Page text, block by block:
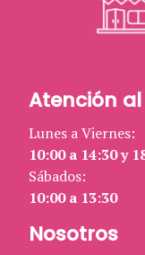
Atención
Lunes a Viernes:
10:00 a 14:30 y
Sábados:
10:00 a 13:30
Nosotros